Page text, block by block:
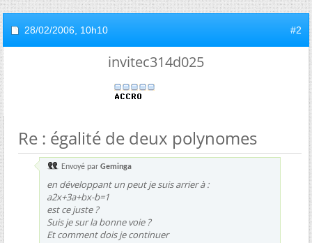
28/02/2006, 10h10 #2
invitec314d025
Re : égalité de deux polynomes
Envoyé par Geminga
en développant un peut je suis arrier à :
a2x+3a+bx-b=1
est ce juste ?
Suis je sur la bonne voie ?
Et comment dois je continuer